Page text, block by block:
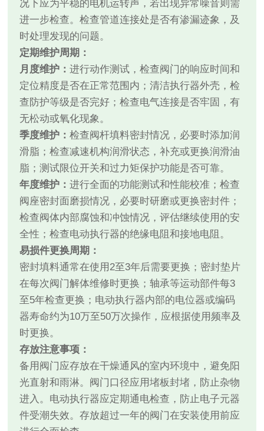
况下应为平稳的电机运转声，若出现异常噪音则需
进一步检查。检查管道连接处是否有渗漏迹象，及
时处理发现的问题。
定期维护周期：
月度维护：进行动作测试，检查阀门的响应时间和
定位精度是否在正常范围内；清洁执行器外壳，检
查防护等级是否完好；检查电气连接是否牢固，有
无松动或氧化现象。
季度维护：检查阀杆填料密封情况，必要时添加润
滑脂；检查减速机构润滑状态，补充或更换润滑油
脂；测试限位开关和过力矩保护功能是否可靠。
年度维护：进行全面的功能测试和性能校准；检查
阀座密封面磨损情况，必要时研磨或更换密封件；
检查阀体内部腐蚀和冲蚀情况，评估继续使用的安
全性；检查电动执行器的绝缘电阻和接地电阻。
易损件更换周期：
密封填料通常在使用2至3年后需要更换；密封垫片
在每次阀门解体维修时更换；轴承等运动部件每3
至5年检查更换；电动执行器内部的电位器或编码
器寿命约为10万至50万次操作，应根据使用频率及
时更换。
存放注意事项：
备用阀门应存放在干燥通风的室内环境中，避免阳
光直射和雨淋。阀门口径应用堵板封堵，防止杂物
进入。电动执行器应定期通电检查，防止电子元器
件受潮失效。存放超过一年的阀门在安装使用前应